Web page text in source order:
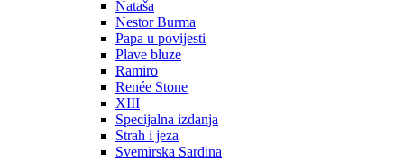
Nataša
Nestor Burma
Papa u povijesti
Plave bluze
Ramiro
Renée Stone
XIII
Specijalna izdanja
Strah i jeza
Svemirska Sardina